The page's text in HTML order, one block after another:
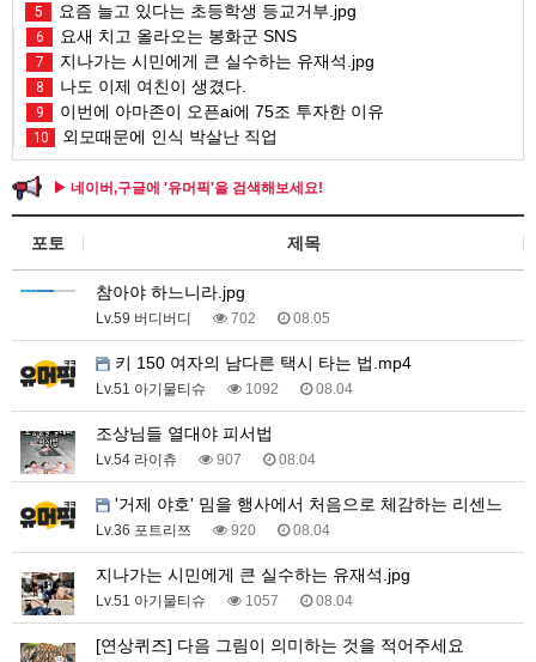
5 요즘 늘고 있다는 초등학생 등교거부.jpg
6 요새 치고 올라오는 봉화군 SNS
7 지나가는 시민에게 큰 실수하는 유재석.jpg
8 나도 이제 여친이 생겼다.
9 이번에 아마존이 오픈ai에 75조 투자한 이유
10 외모때문에 인식 박살난 직업
▶ 네이버,구글에 '유머픽'을 검색해보세요!
포토 제목
참아야 하느니라.jpg
Lv.59 버디버디 702 08.05
키 150 여자의 남다른 택시 타는 법.mp4
Lv.51 아기물티슈 1092 08.04
조상님들 열대야 피서법
Lv.54 라이츄 907 08.04
'거제 야호' 밈을 행사에서 처음으로 체감하는 리센느
Lv.36 포트리쯔 920 08.04
지나가는 시민에게 큰 실수하는 유재석.jpg
Lv.51 아기물티슈 1057 08.04
[연상퀴즈] 다음 그림이 의미하는 것을 적어주세요